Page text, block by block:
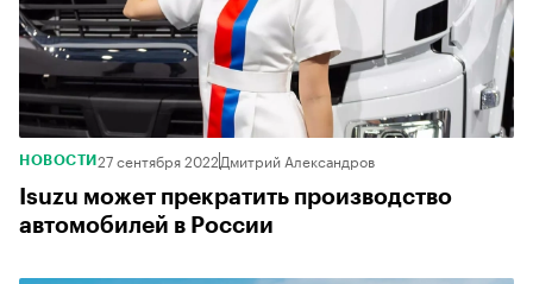
НОВОСТИ 27 сентября 2022Дмитрий Александров
Isuzu может прекратить производство
автомобилей в России